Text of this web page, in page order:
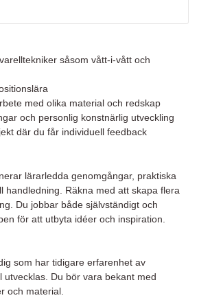
såsom vått-i-vått och
med olika material och redskap
och personlig konstnärlig utveckling
där du får individuell feedback
lärarledda genomgångar, praktiska
handledning. Räkna med att skapa flera
Du jobbar både självständigt och
för att utbyta idéer och inspiration.
som har tidigare erfarenhet av
utvecklas. Du bör vara bekant med
och material.